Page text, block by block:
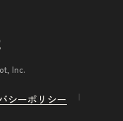
Inc.
シーポリシー